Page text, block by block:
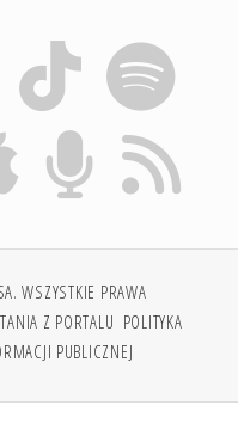
WSZYSTKIE PRAWA
Z PORTALU POLITYKA
PUBLICZNEJ